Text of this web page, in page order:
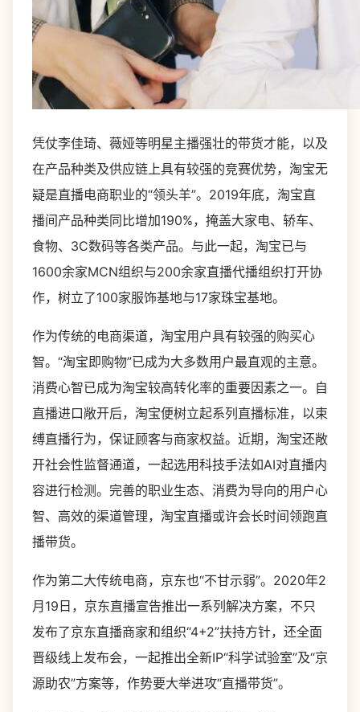
凭仗李佳琦、薇娅等明星主播强壮的带货才能，以及
在产品种类及供应链上具有较强的竞赛优势，淘宝无
疑是直播电商职业的“领头羊”。2019年底，淘宝直
播间产品种类同比增加190%，掩盖大家电、轿车、
食物、3C数码等各类产品。与此一起，淘宝已与
1600余家MCN组织与200余家直播代播组织打开协
作，树立了100家服饰基地与17家珠宝基地。
作为传统的电商渠道，淘宝用户具有较强的购买心
智。“淘宝即购物”已成为大多数用户最直观的主意。
消费心智已成为淘宝较高转化率的重要因素之一。自
直播进口敞开后，淘宝便树立起系列直播标准，以束
缚直播行为，保证顾客与商家权益。近期，淘宝还敞
开社会性监督通道，一起选用科技手法如AI对直播内
容进行检测。完善的职业生态、消费为导向的用户心
智、高效的渠道管理，淘宝直播或许会长时间领跑直
播带货。
作为第二大传统电商，京东也“不甘示弱”。2020年2
月19日，京东直播宣告推出一系列解决方案，不只
发布了京东直播商家和组织“4+2”扶持方针，还全面
晋级线上发布会，一起推出全新IP“科学试验室”及“京
源助农”方案等，作势要大举进攻“直播带货”。